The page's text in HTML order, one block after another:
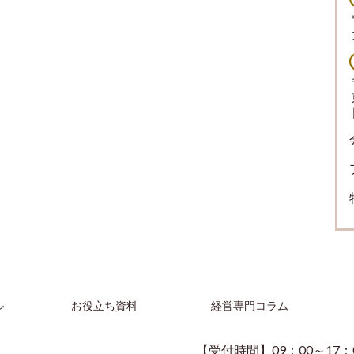
お役立ち資料 経営専門コラム
【受付時間】09：00～17